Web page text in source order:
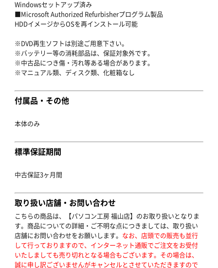
Windowsセットアップ済み
■Microsoft Authorized Refurbisherプログラム製品
HDDイメージからOSを再インストール可能
※DVD再生ソフトは別途ご用意下さい。
※バッテリー等の消耗部品は、保証対象外です。
※中古品につき傷・汚れ等ある場合があります。
※マニュアル類、ディスク類、化粧箱なし
付属品・その他
本体のみ
標準保証期間
中古保証3ヶ月間
取り扱い店舗・お問い合わせ
こちらの商品は、【パソコン工房 福山店】のお取り扱いとなりま
す。商品についての詳細・ご不明な点につきましては、取り扱い
店舗にお問い合わせをお願いします。 なお、店頭での販売も並行
して行っておりますので、インターネット通販でご注文をお受付
いたしましても売り切れとなる場合もございます。その場合は、
誠に申し訳ございませんがキャンセルとさせていただきますので